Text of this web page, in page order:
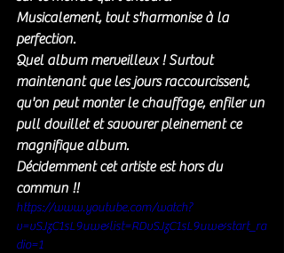
Musicalement, tout s'harmonise à la
perfection.
Quel album merveilleux ! Surtout
maintenant que les jours raccourcissent,
qu'on peut monter le chauffage, enfiler un
pull douillet et savourer pleinement ce
magnifique album.
Décidemment cet artiste est hors du
commun !!
https://www.youtube.com/watch?
v=vSJzC1sL9uw&list=RDvSJzC1sL9uw&start_ra
dio=1